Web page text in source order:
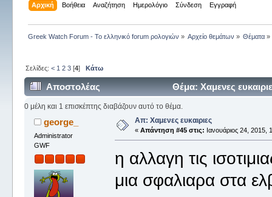
Αρχική Βοήθεια Αναζήτηση Ημερολόγιο Σύνδεση Εγγραφή
Greek Watch Forum - Το ελληνικό forum ρολογιών » Αρχείο θεμάτων » Θέματα »
Σελίδες: < 1 2 3[4] Κάτω
Αποστολέας Θέμα: Χαμενες
0 μέλη και 1 επισκέπτης διαβάζουν αυτό το θέμα.
george_
Administrator
GWF
Απ: Χαμενες ευκαιριες
« Απάντηση #45 στις: Ιανουάριος 24, 2015,
η αλλαγη τις
μια σφαλιαρα στα